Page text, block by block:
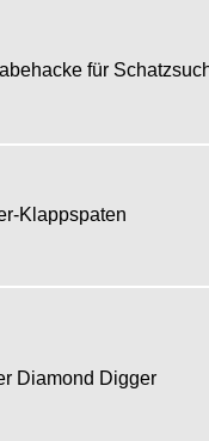
für
Klappspaten
Diamond Digger